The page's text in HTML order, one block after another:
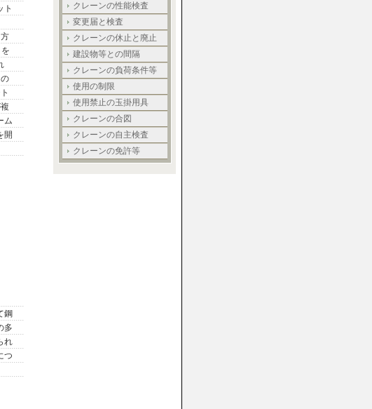
ト
ム
開
鋼
多
れ
つ
クレーンの性能検査
変更届と検査
クレーンの休止と廃止
建設物等との間隔
クレーンの負荷条件等
使用の制限
使用禁止の玉掛用具
クレーンの合図
クレーンの自主検査
クレーンの免許等